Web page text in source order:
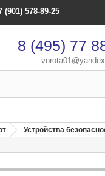
(901) 578-89-25
8 (495) 77
Устройства
заказа
заказа с вами